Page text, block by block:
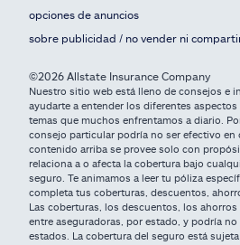
opciones de anuncios
sobre publicidad / no vender ni
©2026 Allstate Insurance Company
Nuestro sitio web está lleno de consejos e
ayudarte a entender los diferentes
temas que muchos enfrentamos a diario.
consejo particular podría no ser efectivo en
contenido arriba se provee solo con
relaciona a o afecta la cobertura bajo
seguro. Te animamos a leer tu póliza
completa tus coberturas, descuentos,
Las coberturas, los descuentos, los
entre aseguradoras, por estado, y podría
estados. La cobertura del seguro está